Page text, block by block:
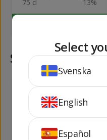
75 cl 13%
Samma kategori
Select
Svenska
English
Español